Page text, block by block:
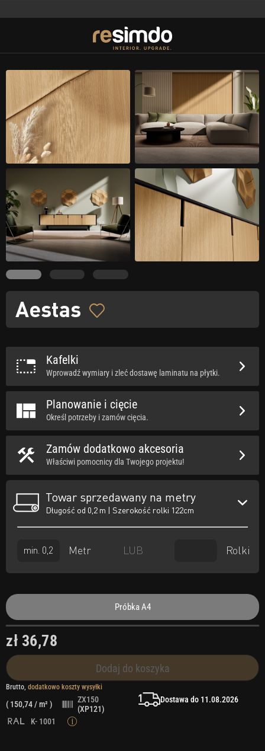
Aestas
Kafelki
Wprowadź wymiary i zleć dostawę laminatu na płytki.
Planowanie i cięcie
Określ potrzeby i zamów cięcia.
Zamów dodatkowo akcesoria
Właściwi pomocnicy dla Twojego projektu!
Towar sprzedawany na metry
Długość od 0,2 m | Szerokość rolki 122cm
Metr LUB Rolki
Próbka A4
zł 36,78
Dodaj do koszyka
Brutto, dodatkowo koszty wysyłki
( 150,74/ m² )
ZX150
(XP121)
K- 1001
Dostawa do 11.08.2026